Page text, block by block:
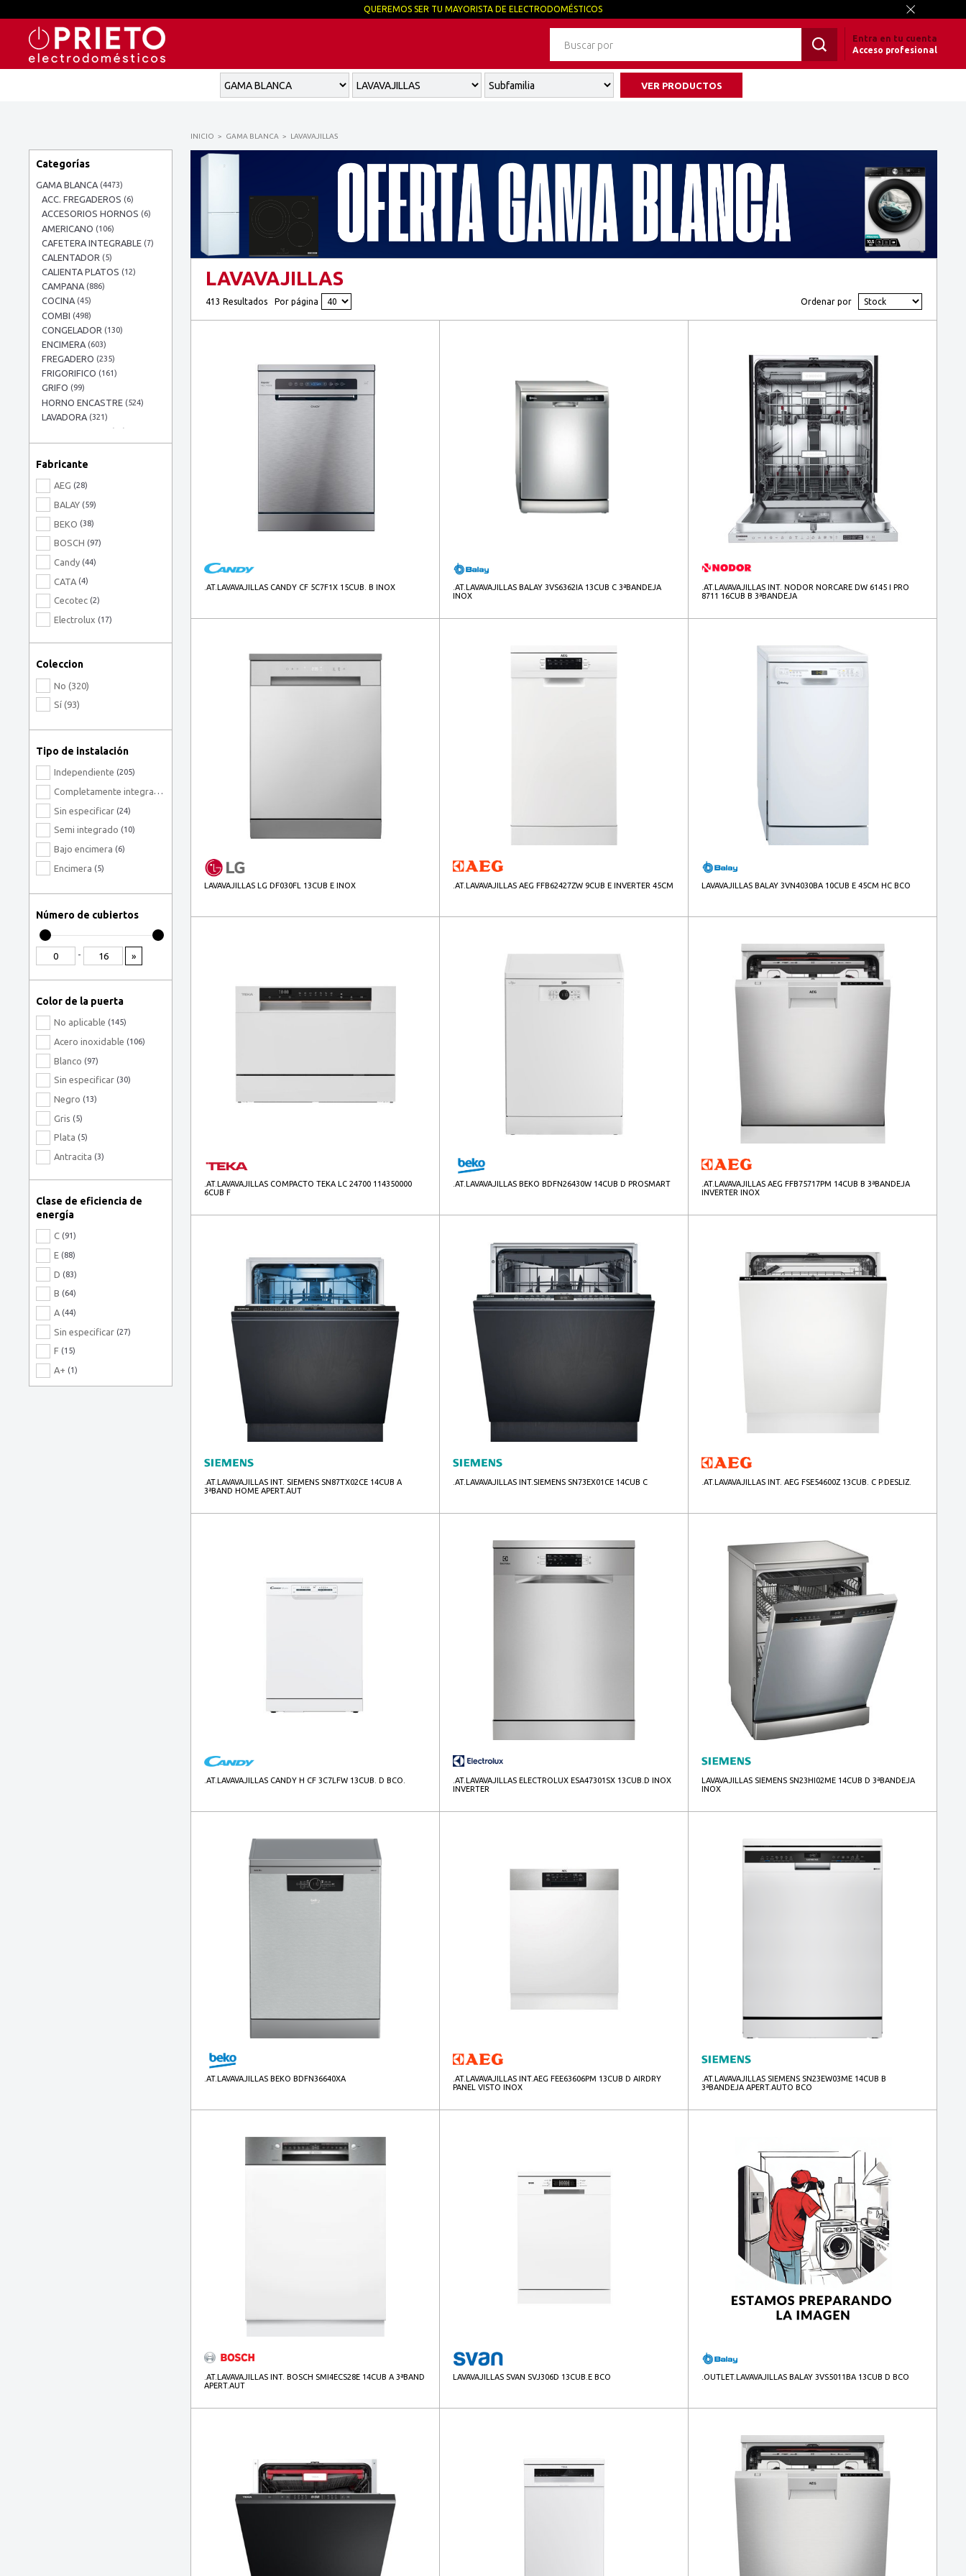
Entra en tu cuenta
Acceso profesional
VER PRODUCTOS
Categorías
GAMA BLANCA (4473)
ACC. FREGADEROS (6)
ACCESORIOS HORNOS (6)
AMERICANO (106)
CAFETERA INTEGRABLE (7)
CALENTADOR (5)
CALIENTA PLATOS (12)
CAMPANA (886)
COCINA (45)
COMBI (498)
CONGELADOR (130)
ENCIMERA (603)
FREGADERO (235)
FRIGORIFICO (161)
GRIFO (99)
HORNO ENCASTRE (524)
LAVADORA (321)
(75)
LAVAVAJILLAS
LAVAVAJILLAS
LAVAVAJILLAS LIBRE
INSTALACIÓN
MICROONDAS INTEGRAB.
(161)
SECADORA(81)
TERMO ELECTRICO
VINOTECA
Fabricante
AEG (28)
BALAY (59)
BEKO (38)
BOSCH (97)
Candy (44)
CATA (4)
Cecotec (2)
Electrolux (17)
HISENSE BLANCA
Svan (10)
Teka (27)
Coleccion
No (320)
Sí (93)
Tipo de instalación
Independiente (205)
Completamente integrado
Sin especificar (24)
Semi integrado (10)
Bajo encimera (6)
Encimera (5)
Número de cubiertos
- »
Color de la puerta
No aplicable (145)
Acero inoxidable (106)
Blanco (97)
Sin especificar (30)
Negro (13)
Gris (5)
Plata (5)
Antracita (3)
Cromo
Cromo, Acero inoxidable
Gris, Metálico
Negro, Acero inoxidable
Negro, Grafito
Platino
Clase de eficiencia de
energía
C (91)
E (88)
D (83)
B (64)
A (44)
Sin especificar (27)
F (15)
A+ (1)
INICIO GAMA BLANCA LAVAVAJILLAS
LAVAVAJILLAS
413 Resultados Por página Ordenar por
.AT.LAVAVAJILLAS CANDY CF 5C7F1X 15CUB. B INOX
.AT.LAVAVAJILLAS BALAY 3VS6362IA 13CUB C 3ªBANDEJA
INOX
.AT.LAVAVAJILLAS INT. NODOR NORCARE DW 6145 I PRO
8711 16CUB B 3ªBANDEJA
LAVAVAJILLAS LG DF030FL 13CUB E INOX .AT.LAVAVAJILLAS AEG FFB62427ZW 9CUB E INVERTER 45CM LAVAVAJILLAS BALAY 3VN4030BA 10CUB E 45CM HC BCO
.AT.LAVAVAJILLAS COMPACTO TEKA LC 24700 114350000
6CUB F
.AT.LAVAVAJILLAS BEKO BDFN26430W 14CUB D PROSMART
.AT.LAVAVAJILLAS AEG FFB75717PM 14CUB B 3ªBANDEJA
INVERTER INOX
.AT.LAVAVAJILLAS INT. SIEMENS SN87TX02CE 14CUB A
3ªBAND HOME APERT.AUT
.AT.LAVAVAJILLAS INT.SIEMENS SN73EX01CE 14CUB C .AT.LAVAVAJILLAS INT. AEG FSE54600Z 13CUB. C P.DESLIZ.
.AT.LAVAVAJILLAS CANDY H CF 3C7LFW 13CUB. D BCO.
.AT.LAVAVAJILLAS ELECTROLUX ESA47301SX 13CUB.D INOX
INVERTER
LAVAVAJILLAS SIEMENS SN23HI02ME 14CUB D 3ªBANDEJA
INOX
.AT.LAVAVAJILLAS BEKO BDFN36640XA
.AT.LAVAVAJILLAS INT.AEG FEE63606PM 13CUB D AIRDRY
PANEL VISTO INOX
.AT.LAVAVAJILLAS SIEMENS SN23EW03ME 14CUB B
3ªBANDEJA APERT.AUTO BCO
.AT.LAVAVAJILLAS INT. BOSCH SMI4ECS28E 14CUB A 3ªBAND
APERT.AUT
LAVAVAJILLAS SVAN SVJ306D 13CUB.E BCO .OUTLET.LAVAVAJILLAS BALAY 3VS5011BA 13CUB D BCO
QUEREMOS SER TU MAYORISTA DE ELECTRODOMÉSTICOS